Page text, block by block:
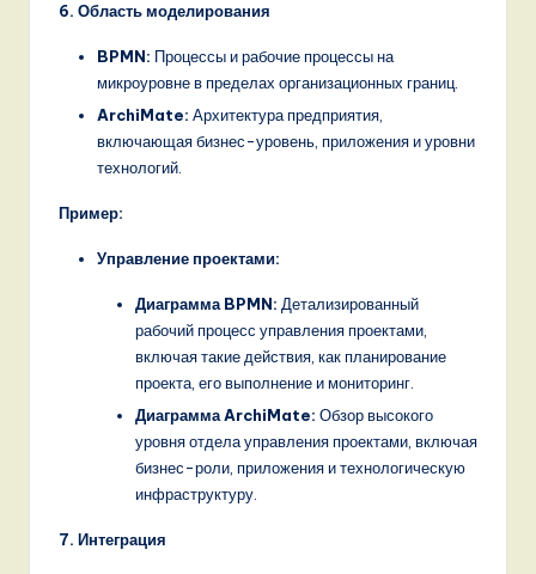
6. Область моделирования
BPMN: Процессы и рабочие процессы на
микроуровне в пределах организационных границ.
ArchiMate: Архитектура предприятия,
включающая бизнес-уровень, приложения и уровни
технологий.
Пример:
Управление проектами:
Диаграмма BPMN: Детализированный
рабочий процесс управления проектами,
включая такие действия, как планирование
проекта, его выполнение и мониторинг.
Диаграмма ArchiMate: Обзор высокого
уровня отдела управления проектами, включая
бизнес-роли, приложения и технологическую
инфраструктуру.
7. Интеграция